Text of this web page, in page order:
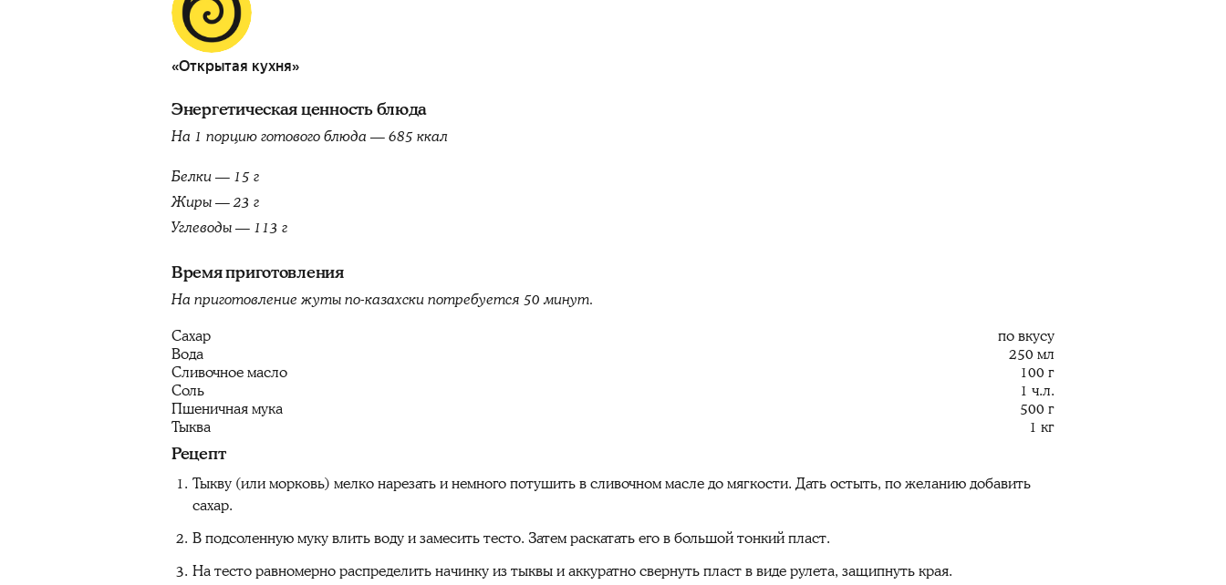
«Открытая кухня»
Энергетическая ценность блюда
На 1 порцию готового блюда — 685 ккал
Белки — 15 г
Жиры — 23 г
Углеводы — 113 г
Время приготовления
На приготовление жуты по-казахски потребуется 50 минут.
Сахар
по вкусу
Вода
250 мл
Сливочное масло
100 г
Соль
1 ч.л.
Пшеничная мука
500 г
Тыква
1 кг
Рецепт
Тыкву (или морковь) мелко нарезать и немного потушить в сливочном масле до мягкости. Дать остыть, по желанию добавить
сахар.
В подсоленную муку влить воду и замесить тесто. Затем раскатать его в большой тонкий пласт.
На тесто равномерно распределить начинку из тыквы и аккуратно свернуть пласт в виде рулета, защипнуть края.